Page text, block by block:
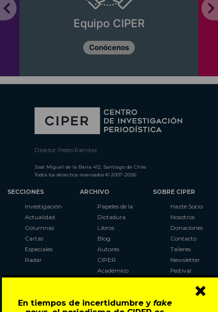
En tiempos de incertidumbre y fake
×
Equipo CIPER
Conócenos
Director: Pedro Ramírez
José Miguel de la Barra 412, Santiago de Chile
Todos los derechos reservados © 2007-2026
SECCIONES
Investigación
Actualidad
Columnas
Cartas
Especiales
Radar
ARCHIVO
Papeles de la
Dictadura
Libros
Blog
Autores
CIPER
Académico
Al Plebiscito
SOBRE CIPER
Hazte Socio
Nosotros
Donaciones
Contacto
Talleres
Newsletter
Festival